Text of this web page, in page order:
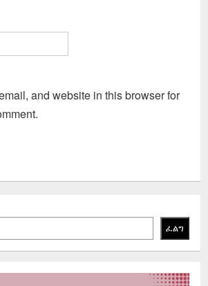
and website in this browser for
ፈልግ